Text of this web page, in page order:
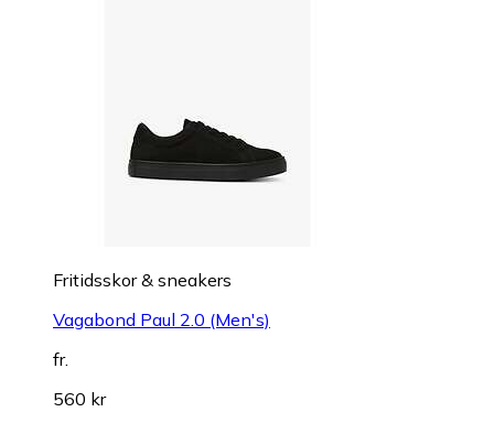
Fritidsskor & sneakers
Vagabond Paul 2.0 (Men's)
fr.
560 kr